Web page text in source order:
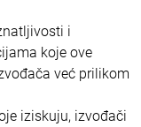
i
koje ove
već prilikom
iziskuju, izvođači